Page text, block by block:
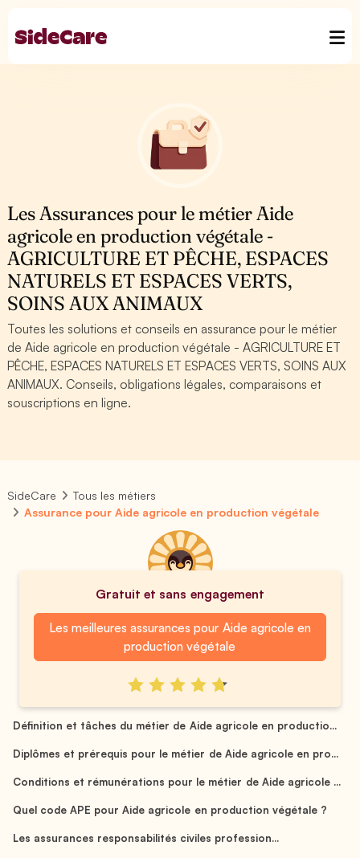
Les Assurances pour le métier Aide
agricole en production végétale -
AGRICULTURE ET PÊCHE, ESPACES
NATURELS ET ESPACES VERTS,
SOINS AUX ANIMAUX
Toutes les solutions et conseils en assurance pour le métier
de Aide agricole en production végétale - AGRICULTURE ET
PÊCHE, ESPACES NATURELS ET ESPACES VERTS, SOINS AUX
ANIMAUX. Conseils, obligations légales, comparaisons et
souscriptions en ligne.
SideCare
Tous les métiers
Assurance pour Aide agricole en production végétale
Gratuit et sans engagement
Les meilleures assurances pour Aide agricole en
production végétale
Définition et tâches du métier de Aide agricole en productio...
Diplômes et prérequis pour le métier de Aide agricole en pro...
Conditions et rémunérations pour le métier de Aide agricole ...
Quel code APE pour Aide agricole en production végétale ?
Les assurances responsabilités civiles profession...